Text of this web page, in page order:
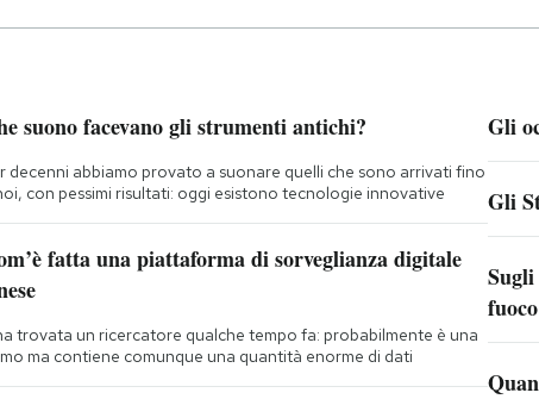
suono facevano gli strumenti antichi?
decenni abbiamo provato a suonare quelli che sono arrivati fino
con pessimi risultati: oggi esistono tecnologie innovative
fatta una piattaforma di sorveglianza digitale
trovata un ricercatore qualche tempo fa: probabilmente è una
ma contiene comunque una quantità enorme di dati
Gli
Gli
fuoco